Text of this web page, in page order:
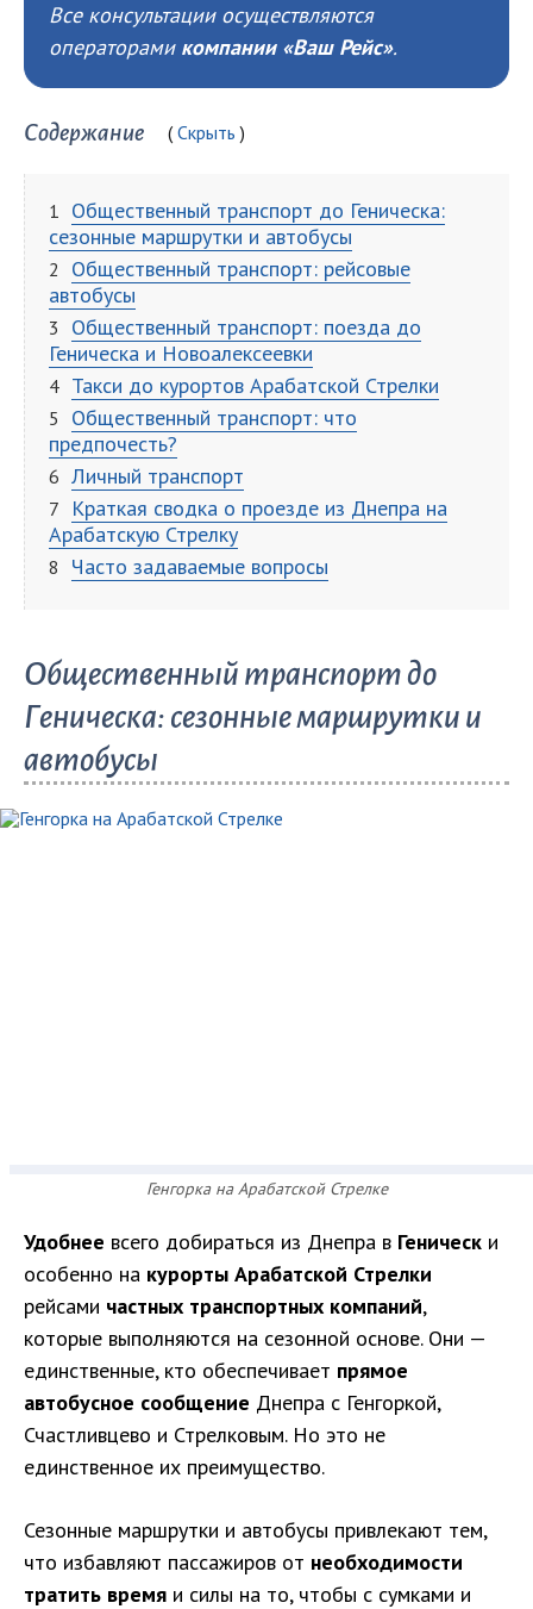
Все консультации осуществляются
операторами компании «Ваш Рейс».
Содержание Скрыть
Общественный транспорт до Геническа:
сезонные маршрутки и автобусы
Общественный транспорт: рейсовые
автобусы
Общественный транспорт: поезда до
Геническа и Новоалексеевки
Такси до курортов Арабатской Стрелки
Общественный транспорт: что
предпочесть?
Личный транспорт
Краткая сводка о проезде из Днепра на
Арабатскую Стрелку
Часто задаваемые вопросы
Общественный транспорт до
Геническа: сезонные маршрутки и
автобусы
Генгорка на Арабатской Стрелке
Удобнее всего добираться из Днепра в Геническ и
особенно на курорты Арабатской Стрелки
рейсами частных транспортных компаний,
которые выполняются на сезонной основе. Они —
единственные, кто обеспечивает прямое
автобусное сообщение Днепра с Генгоркой,
Счастливцево и Стрелковым. Но это не
единственное их преимущество.
Сезонные маршрутки и автобусы привлекают тем,
что избавляют пассажиров от необходимости
тратить время и силы на то, чтобы с сумками и